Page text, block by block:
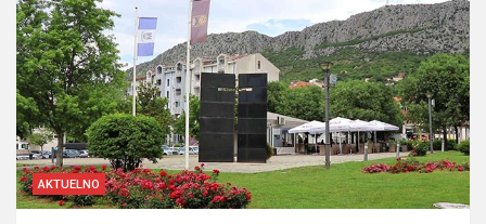
AKTUELNO